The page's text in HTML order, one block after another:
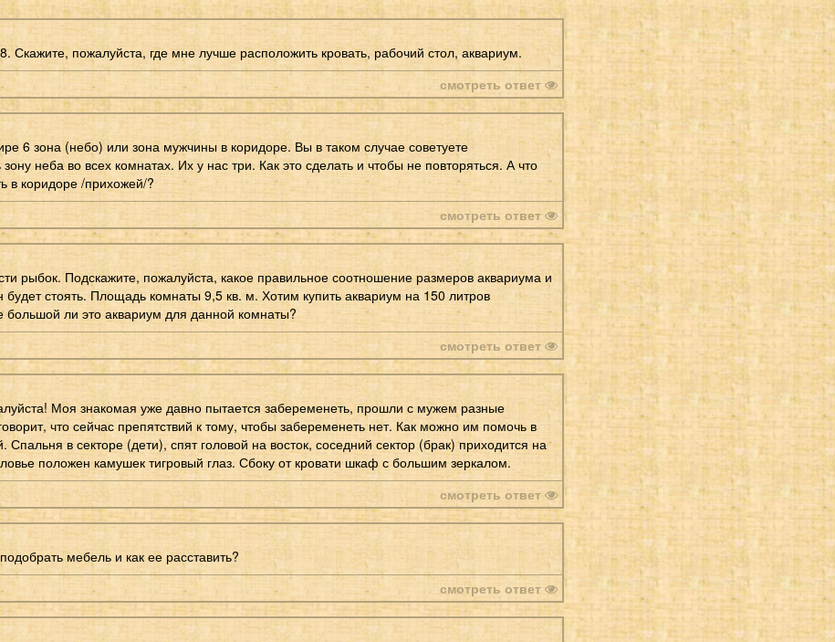
Скажите, пожалуйста, где мне лучше расположить кровать, рабочий стол, аквариум.
смотреть ответ
6 зона (небо) или зона мужчины в коридоре. Вы в таком случае советуете
зону неба во всех комнатах. Их у нас три. Как это сделать и чтобы не повторяться. А что
в коридоре /прихожей/?
смотреть ответ
рыбок. Подскажите, пожалуйста, какое правильное соотношение размеров аквариума и
будет стоять. Площадь комнаты 9,5 кв. м. Хотим купить аквариум на 150 литров
большой ли это аквариум для данной комнаты?
смотреть ответ
Моя знакомая уже давно пытается забеременеть, прошли с мужем разные
что сейчас препятствий к тому, чтобы забеременеть нет. Как можно им помочь в
в секторе (дети), спят головой на восток, соседний сектор (брак) приходится на
положен камушек тигровый глаз. Сбоку от кровати шкаф с большим зеркалом.
смотреть ответ
мебель и как ее расставить?
смотреть ответ